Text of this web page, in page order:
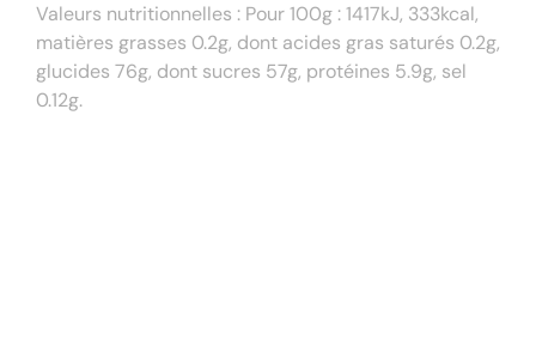
Valeurs nutritionnelles : Pour 100g : 1417kJ, 333kcal,
matières grasses 0.2g, dont acides gras saturés 0.2g,
glucides 76g, dont sucres 57g, protéines 5.9g, sel
0.12g.